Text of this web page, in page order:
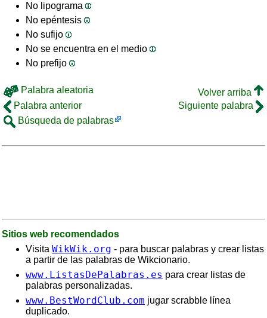
No lipograma
No epéntesis
No sufijo
No se encuentra en el medio
No prefijo
Palabra aleatoria
Volver arriba
Palabra anterior
Siguiente palabra
Búsqueda de palabras
Sitios web recomendados
Visita WikWik.org - para buscar palabras y crear listas
a partir de las palabras de Wikcionario.
www.ListasDePalabras.es para crear listas de
palabras personalizadas.
www.BestWordClub.com jugar scrabble línea
duplicado.